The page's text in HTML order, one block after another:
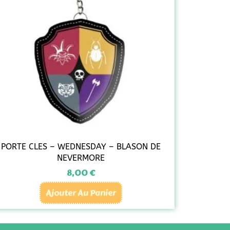
PORTE CLES – WEDNESDAY – BLASON DE
NEVERMORE
8,00€
Ajouter Au Panier